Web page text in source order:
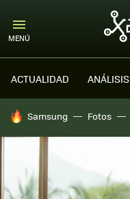
MENÚ
ACTUALIDAD ANÁLISIS
HOY SE HABLA DE
Samsung Fotos